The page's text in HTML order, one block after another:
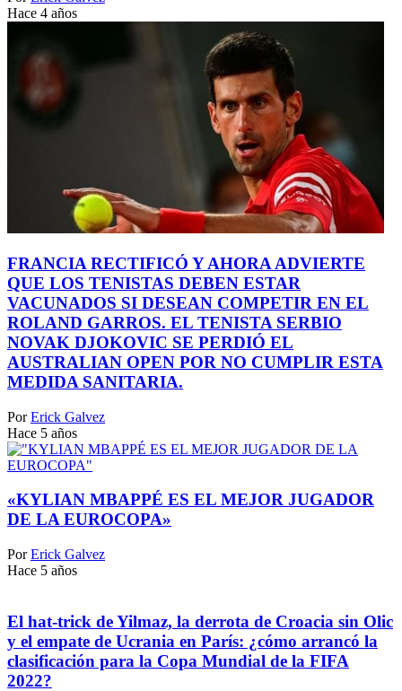
Hace 4 años
FRANCIA RECTIFICÓ Y AHORA ADVIERTE
QUE LOS TENISTAS DEBEN ESTAR
VACUNADOS SI DESEAN COMPETIR EN EL
ROLAND GARROS. EL TENISTA SERBIO
NOVAK DJOKOVIC SE PERDIÓ EL
AUSTRALIAN OPEN POR NO CUMPLIR ESTA
MEDIDA SANITARIA.
Por Erick Galvez
Hace 5 años
«KYLIAN MBAPPÉ ES EL MEJOR JUGADOR
DE LA EUROCOPA»
Por Erick Galvez
Hace 5 años
El hat-trick de Yilmaz, la derrota de Croacia sin Olic
y el empate de Ucrania en París: ¿cómo arrancó la
clasificación para la Copa Mundial de la FIFA
2022?